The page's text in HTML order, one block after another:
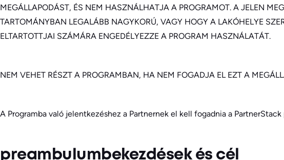
MEGÁLLAPODÁST, ÉS NEM HASZNÁLHATJA A PROGRAMOT. A JELEN
TARTOMÁNYBAN LEGALÁBB NAGYKORÚ, VAGY HOGY A LAKÓHELYE
ELTARTOTTJAI SZÁMÁRA ENGEDÉLYEZZE A PROGRAM HASZNÁLATÁT.
NEM VEHET RÉSZT A PROGRAMBAN, HA NEM FOGADJA EL EZT A
A Programba való jelentkezéshez a Partnernek el kell fogadnia a
preambulumbekezdések és cél